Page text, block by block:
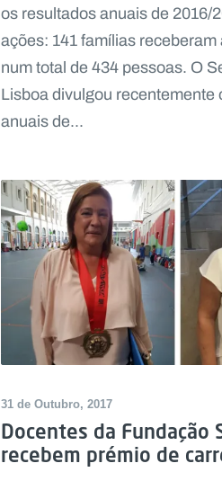
os resultados anuais de 2016/
ações: 141 famílias
num total de 434 pessoas. O
Lisboa divulgou recentemente
anuais de...
31 de Outubro, 2017
Docentes da Fundação
recebem prémio de